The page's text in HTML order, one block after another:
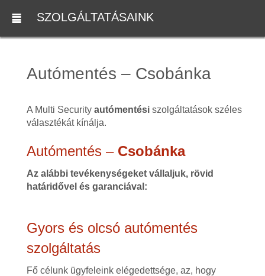
SZOLGÁLTATÁSAINK
Autómentés – Csobánka
A Multi Security autómentésiszolgáltatások széles
választékát kínálja.
Autómentés – Csobánka
Az alábbi tevékenységeket vállaljuk, rövid
határidővel és garanciával:
Gyors és olcsó autómentés
szolgáltatás
Fő célunk ügyfeleink elégedettsége, az, hogy